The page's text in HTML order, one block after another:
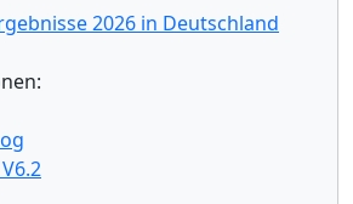
2026 in Deutschland